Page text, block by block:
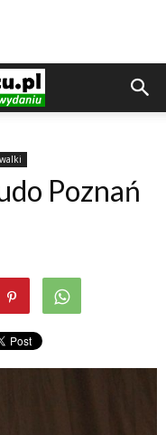
Poznań